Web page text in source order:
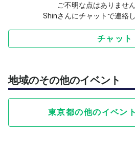
ご不明な点はありませ
Shinさんにチャットで連絡
チャット
地域のその他のイベント
東京都の他のイベン